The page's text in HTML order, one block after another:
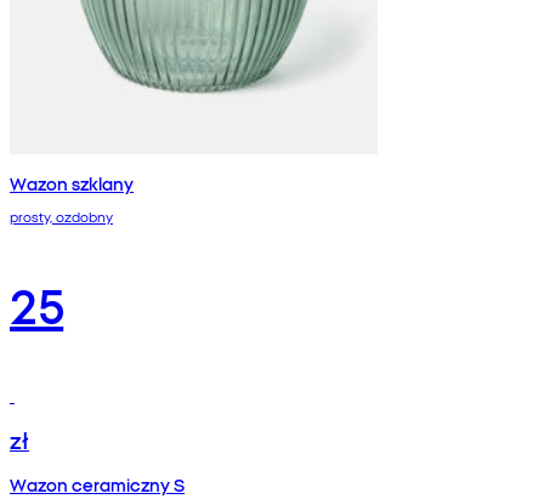
Wazon szklany
prosty, ozdobny
25
zł
Wazon ceramiczny S